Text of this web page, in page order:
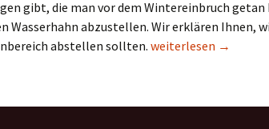
gibt, die man vor dem Wintereinbruch getan
Wasserhahn abzustellen. Wir erklären Ihnen,
abstellen sollten.Wasserhahn im
weiterlesen →